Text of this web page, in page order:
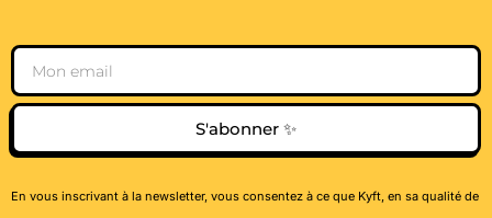
Email
S'abonner ✨
En vous inscrivant à la newsletter, vous consentez à ce que Kyft, en sa qualité de